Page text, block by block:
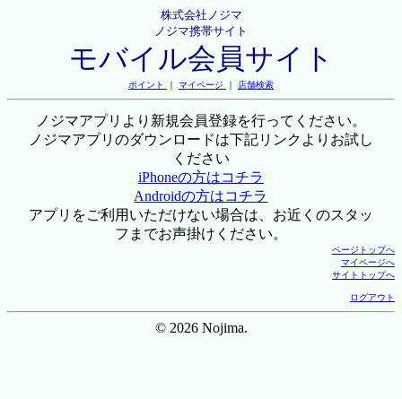
株式会社ノジマ
ノジマ携帯サイト
モバイル会員サイト
ポイント ｜ マイページ ｜ 店舗検索
ノジマアプリより新規会員登録を行ってください。
ノジマアプリのダウンロードは下記リンクよりお試し
ください
iPhoneの方はコチラ
Androidの方はコチラ
アプリをご利用いただけない場合は、お近くのスタッ
フまでお声掛けください。
ページトップへ
マイページへ
サイトトップへ
ログアウト
© 2026 Nojima.